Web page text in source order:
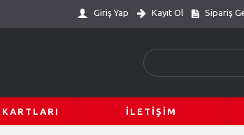
Giriş Yap Kayıt Ol Sipariş
İLETIŞIM